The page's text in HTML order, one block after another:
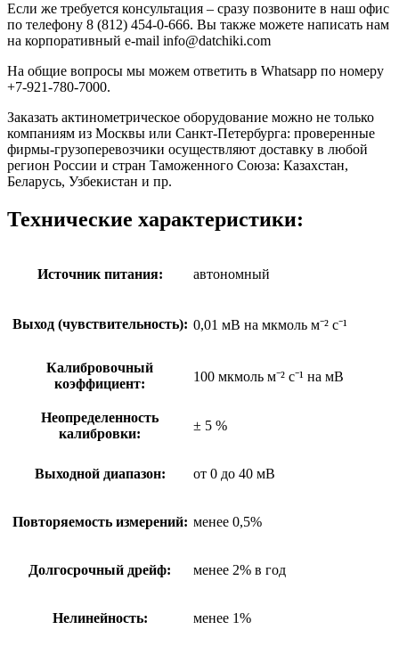
Если же требуется консультация – сразу позвоните в наш офис
по телефону 8 (812) 454-0-666. Вы также можете написать нам
на корпоративный e-mail info@datchiki.com
На общие вопросы мы можем ответить в Whatsapp по номеру
+7-921-780-7000.
Заказать актинометрическое оборудование можно не только
компаниям из Москвы или Санкт-Петербурга: проверенные
фирмы-грузоперевозчики осуществляют доставку в любой
регион России и стран Таможенного Союза: Казахстан,
Беларусь, Узбекистан и пр.
Технические характеристики:
Источник питания: автономный
Выход (чувствительность): 0,01 мВ на мкмоль м⁻² с⁻¹
Калибровочный
коэффициент:
100 мкмоль м⁻² с⁻¹ на мВ
Неопределенность
калибровки:
± 5 %
Выходной диапазон: от 0 до 40 мВ
Повторяемость измерений: менее 0,5%
Долгосрочный дрейф: менее 2% в год
Нелинейность: менее 1%